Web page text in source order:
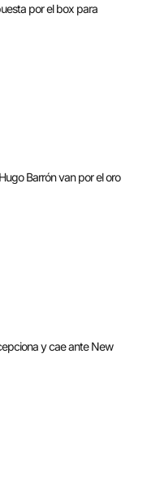
por el box para
Barrón van por el oro
y cae ante New